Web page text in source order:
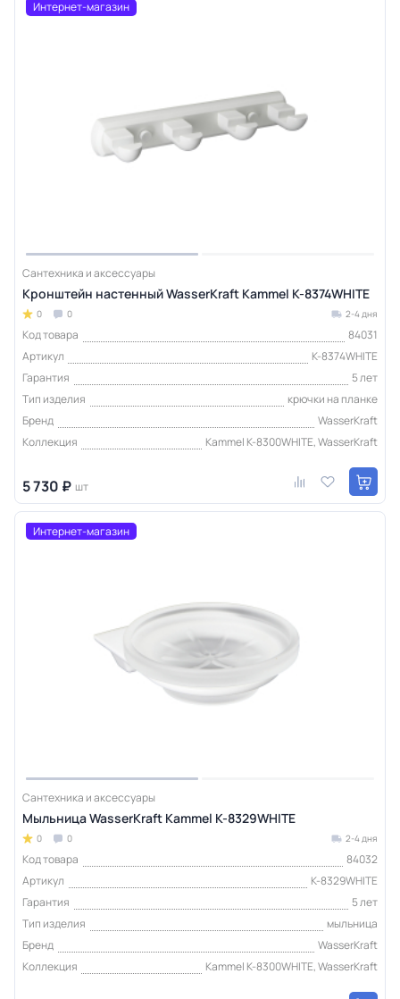
Интернет-магазин
Сантехника и аксессуары
Кронштейн настенный WasserKraft Kammel K-8374WHITE
0 0 2-4 дня
Код товара
84031
Артикул
K-8374WHITE
Гарантия
5 лет
Тип изделия
крючки на планке
Бренд
WasserKraft
Коллекция
Kammel K-8300WHITE, WasserKraft
5 730 ₽ шт
Интернет-магазин
Сантехника и аксессуары
Мыльница WasserKraft Kammel K-8329WHITE
0 0 2-4 дня
Код товара
84032
Артикул
K-8329WHITE
Гарантия
5 лет
Тип изделия
мыльница
Бренд
WasserKraft
Коллекция
Kammel K-8300WHITE, WasserKraft